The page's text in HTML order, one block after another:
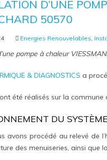
D’UNE
50570
Energies Renouvelables
pompe à chaleur
& DIAGNOSTICS a
été réalisés sur la commune
DU
avons procédé au relevé de
des menuiseries, ainsi que